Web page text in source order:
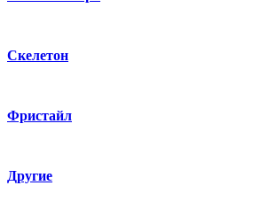
Скелетон
Фристайл
Другие